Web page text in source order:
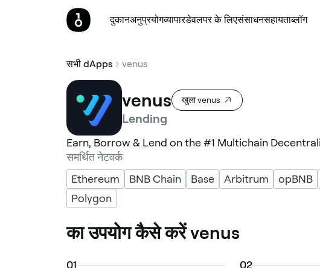
दुकानअनुप्रयोगव्यापारडेवलपर के लिएसंसाधनसहायताब्लॉग
सभी dApps venus
venus खुला venus
Lending
Earn, Borrow & Lend on the #1 Multichain
समर्थित नेटवर्क
Ethereum
BNB Chain Base Arbitrum opBNB
Polygon
का उपयोग कैसे करें venus
01 02